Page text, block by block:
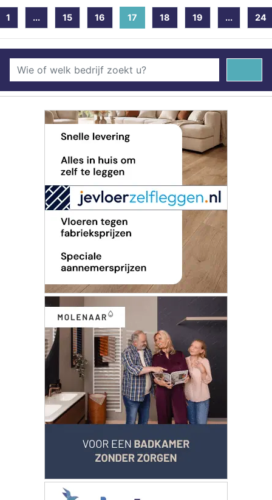
1 ... 15 16 17 (current)
18 19 ... 24